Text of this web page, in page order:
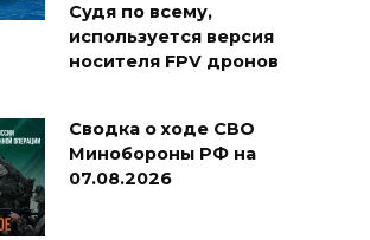
Судя по всему,
используется версия
носителя FPV дронов
Сводка о ходе СВО
Минобороны РФ на
07.08.2026